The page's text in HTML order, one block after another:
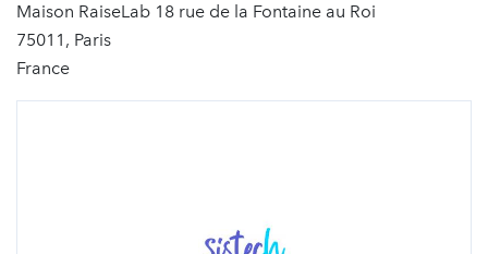
Maison RaiseLab 18 rue de la Fontaine au Roi
75011, Paris
France